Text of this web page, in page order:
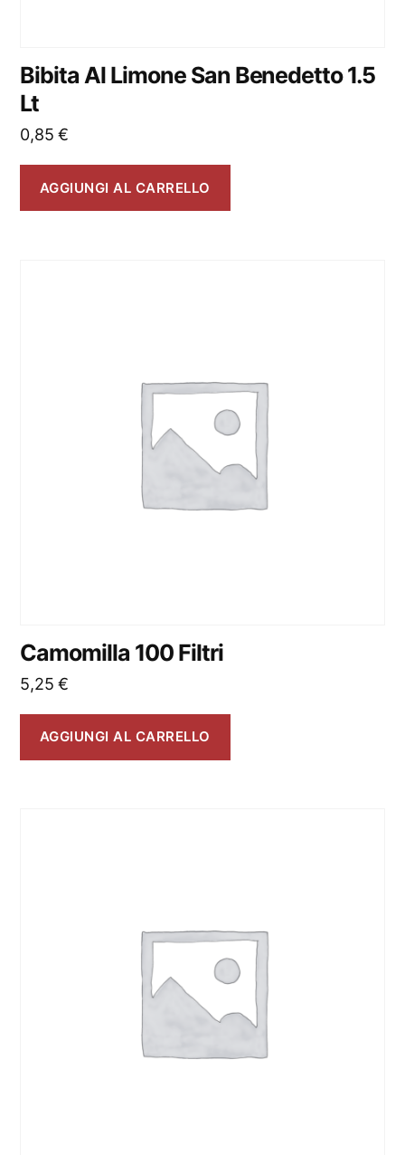
Bibita Al Limone San Benedetto 1.5
Lt
0,85€
AGGIUNGI AL CARRELLO
Camomilla 100 Filtri
5,25€
AGGIUNGI AL CARRELLO